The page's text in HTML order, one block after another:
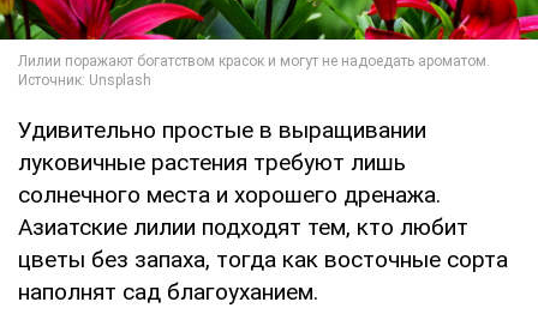
Удивительно простые в выращивании
луковичные растения требуют лишь
солнечного места и хорошего дренажа.
Азиатские лилии подходят тем, кто любит
цветы без запаха, тогда как восточные сорта
наполнят сад благоуханием.